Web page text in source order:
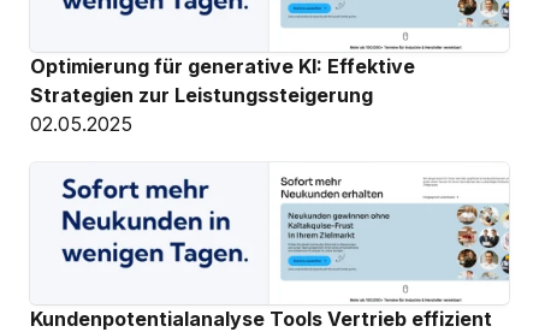
Optimierung für generative KI: Effektive
Strategien zur Leistungssteigerung
02.05.2025
Kundenpotentialanalyse Tools Vertrieb effizient